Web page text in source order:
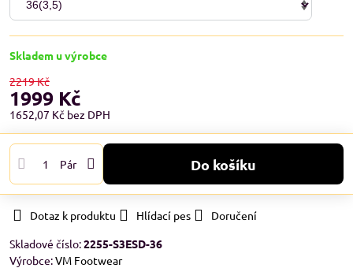
Skladem u výrobce
2219 Kč
1999 Kč
1652,07 Kč bez DPH
Pár Do košíku
Dotaz k produktu Hlídací pes
Doručení
Skladové číslo:2255-S3ESD-36
Výrobce:VM Footwear